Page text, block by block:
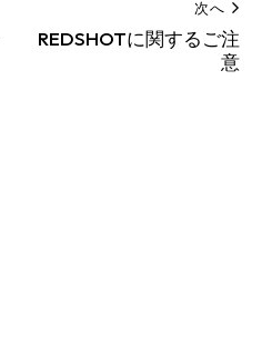
次へ
REDSHOTに関するご注
意